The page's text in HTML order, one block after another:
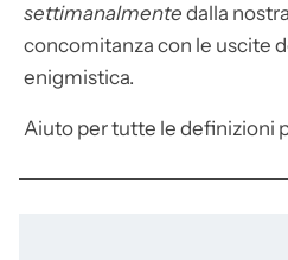
settimanalmente dalla
concomitanza con le uscite
enigmistica.
Aiuto per tutte le definizioni